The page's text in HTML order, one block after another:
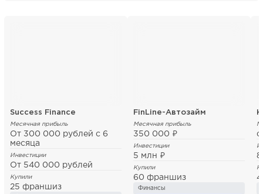
Success Finance
Месячная прибыль
От 300 000 рублей с 6
месяца
Инвестиции
От 540 000 рублей
Купили
25 франшиз
FinLine-Автозайм
Месячная прибыль
350 000 ₽
Инвестиции
5 млн ₽
Купили
60 франшиз
Финансы